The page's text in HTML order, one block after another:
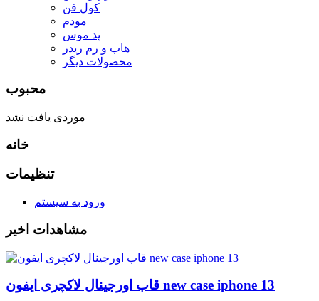
کول فن
مودم
پد موس
هاب و رم ریدر
محصولات دیگر
محبوب
موردی یافت نشد
خانه
تنظیمات
ورود به سیستم
مشاهدات اخیر
قاب اورجینال لاکچری ایفون new case iphone 13